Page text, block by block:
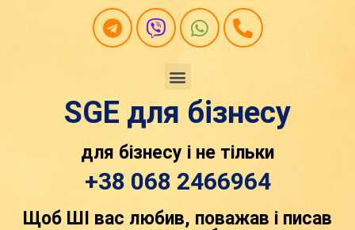
SGE для бізнесу
для бізнесу і не тільки
+38 068 2466964
Щоб ШІ вас любив, поважав і писав